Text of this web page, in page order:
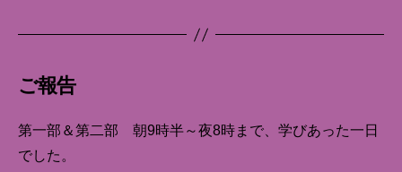
ご報告
第一部＆第二部 朝9時半～夜8時まで、学びあった一日
でした。